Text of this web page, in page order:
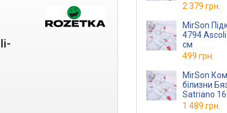
2 379 грн.
MirSon
4794
см
499 грн.
MirSon
білизни Бязь 17-4794 Ascoli-
Satriano
1 489 грн.